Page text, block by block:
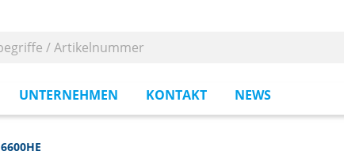
UNTERNEHMEN KONTAKT NEWS
6600HE